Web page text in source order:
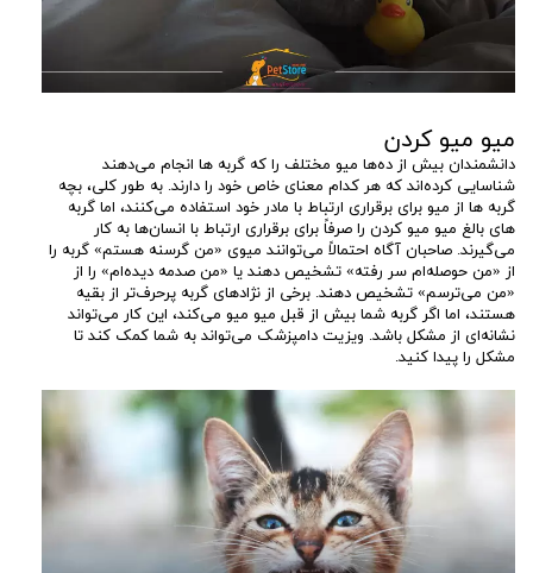
میو میو کردن
دانشمندان بیش از ده‌ها میو مختلف را که گربه ها انجام می‌دهند
شناسایی کرده‌اند که هر کدام معنای خاص خود را دارند. به طور کلی، بچه
گربه ها از میو برای برقراری ارتباط با مادر خود استفاده می‌کنند، اما گربه
های بالغ میو میو کردن را صرفاً برای برقراری ارتباط با انسان‌ها به کار
می‌گیرند. صاحبان آگاه احتمالاً می‌توانند میوی «من گرسنه هستم» گربه را
از «من حوصله‌ام سر رفته» تشخیص دهند یا «من صدمه دیده‌ام» را از
«من می‌ترسم» تشخیص دهند. برخی از نژادهای گربه پرحرف‌تر از بقیه
هستند، اما اگر گربه شما بیش از قبل میو میو می‌کند، این کار می‌تواند
نشانه‌ای از مشکل باشد. ویزیت دامپزشک می‌تواند به شما کمک کند تا
مشکل را پیدا کنید.